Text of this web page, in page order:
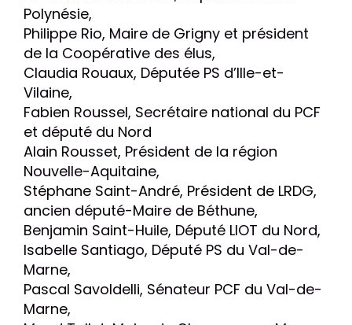
Polynésie,
Philippe Rio, Maire de Grigny et président
de la Coopérative des élus,
Claudia Rouaux, Députée PS d’Ille-et-
Vilaine,
Fabien Roussel, Secrétaire national du PCF
et député du Nord
Alain Rousset, Président de la région
Nouvelle-Aquitaine,
Stéphane Saint-André, Président de LRDG,
ancien député-Maire de Béthune,
Benjamin Saint-Huile, Député LIOT du Nord,
Isabelle Santiago, Député PS du Val-de-
Marne,
Pascal Savoldelli, Sénateur PCF du Val-de-
Marne,